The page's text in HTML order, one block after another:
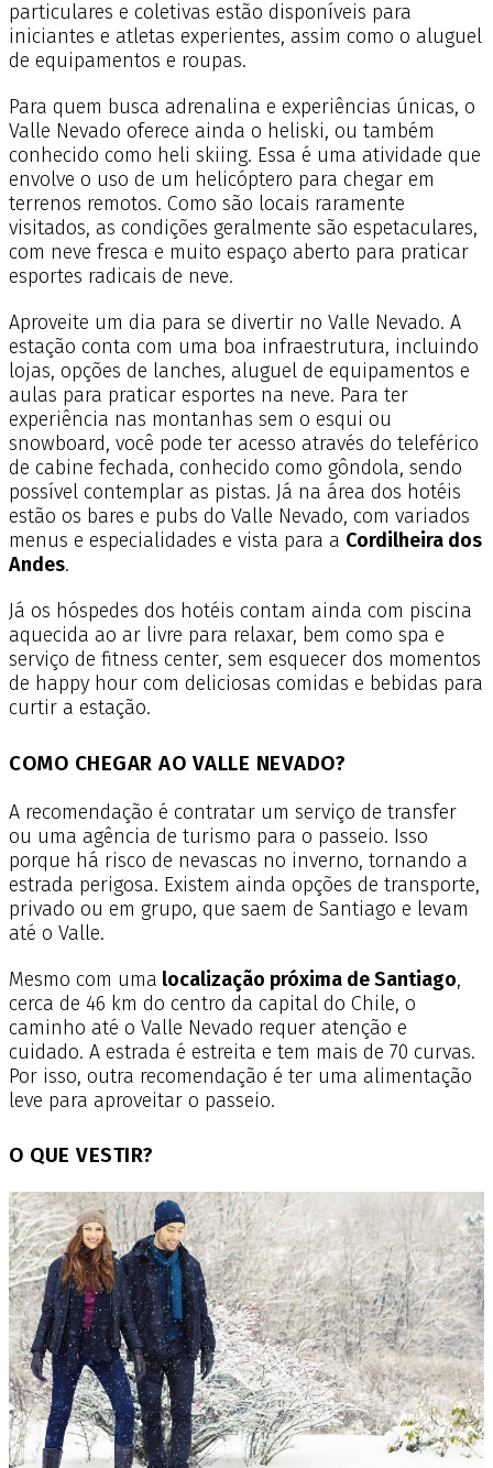
particulares e coletivas estão disponíveis para
iniciantes e atletas experientes, assim como o aluguel
de equipamentos e roupas.
Para quem busca adrenalina e experiências únicas, o
Valle Nevado oferece ainda o heliski, ou também
conhecido como heli skiing. Essa é uma atividade que
envolve o uso de um helicóptero para chegar em
terrenos remotos. Como são locais raramente
visitados, as condições geralmente são espetaculares,
com neve fresca e muito espaço aberto para praticar
esportes radicais de neve.
Aproveite um dia para se divertir no Valle Nevado. A
estação conta com uma boa infraestrutura, incluindo
lojas, opções de lanches, aluguel de equipamentos e
aulas para praticar esportes na neve. Para ter
experiência nas montanhas sem o esqui ou
snowboard, você pode ter acesso através do teleférico
de cabine fechada, conhecido como gôndola, sendo
possível contemplar as pistas. Já na área dos hotéis
estão os bares e pubs do Valle Nevado, com variados
menus e especialidades e vista para a Cordilheira dos
Andes.
Já os hóspedes dos hotéis contam ainda com piscina
aquecida ao ar livre para relaxar, bem como spa e
serviço de fitness center, sem esquecer dos momentos
de happy hour com deliciosas comidas e bebidas para
curtir a estação.
COMO CHEGAR AO VALLE NEVADO?
A recomendação é contratar um serviço de transfer
ou uma agência de turismo para o passeio. Isso
porque há risco de nevascas no inverno, tornando a
estrada perigosa. Existem ainda opções de transporte,
privado ou em grupo, que saem de Santiago e levam
até o Valle.
Mesmo com uma localização próxima de Santiago,
cerca de 46 km do centro da capital do Chile, o
caminho até o Valle Nevado requer atenção e
cuidado. A estrada é estreita e tem mais de 70 curvas.
Por isso, outra recomendação é ter uma alimentação
leve para aproveitar o passeio.
O QUE VESTIR?